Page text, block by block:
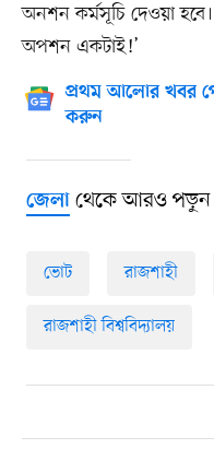
অনশন কর্মসূচি দেওয়া
অপশন একটাই!’
প্রথম আলোর খবর
করুন
জেলাথেকে আরও পড়ুন
ভোট রাজশাহী
রাজশাহী বিশ্ববিদ্যালয়